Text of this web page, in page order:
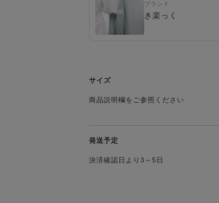
ブランド
き楽っく
サイズ
商品説明欄をご参照ください
発送予定
決済確認日より3～5日